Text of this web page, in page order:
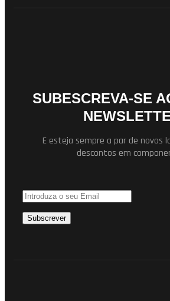
SUBESCREVA-SE
E esteja sempre a par de novos
descontos em